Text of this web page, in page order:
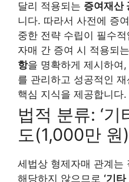
달리 적용되는 증여재산
니다. 따라서 사전에 증
중한 전략 수립이 필수
자매 간 증여 시 적용되는
항을 명확하게 제시하여
를 관리하고 성공적인
핵심 지식을 제공합니다.
법적 분류: ‘기
도(1,000만
세법상 형제자매 관계는
해당하지 않으므로 ‘기타